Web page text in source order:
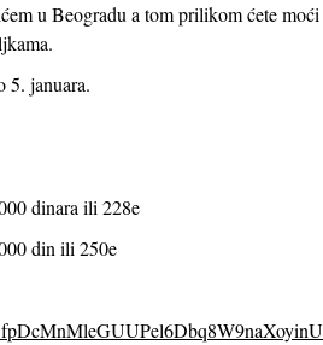
u Beogradu a tom prilikom ćete
5. januara.
dinara ili 228e
din ili 250e